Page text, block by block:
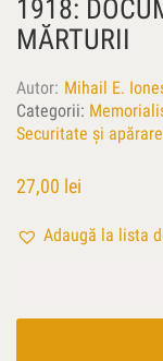
1918:
MĂRTURII
Autor Mihail E.
Categorii:
Securitate și apărare
27,00 lei
Adaugă la lista
în